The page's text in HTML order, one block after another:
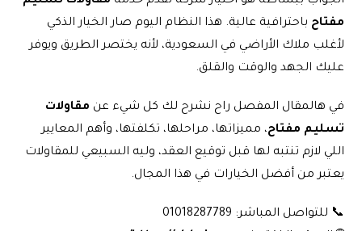
مفتاح باحترافية عالية. هذا النظام اليوم صار الخيار الذكي
لأغلب ملاك الأراضي في السعودية، لأنه يختصر الطريق ويوفر
عليك الجهد والوقت والقلق.
في هالمقال المفصل راح نشرح لك كل شيء عن مقاولات
تسليم مفتاح، مميزاتها، مراحلها، تكلفتها، وأهم المعايير
اللي لازم تنتبه لها قبل توقيع العقد، وليه السبيعي للمقاولات
يعتبر من أفضل الخيارات في هذا المجال.
📞 للتواصل المباشر: 01018287789